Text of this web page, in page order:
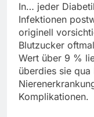
In… jeder
Infektionen
originell
Blutzucker
Wert über 9 %
überdies sie
Komplikationen.